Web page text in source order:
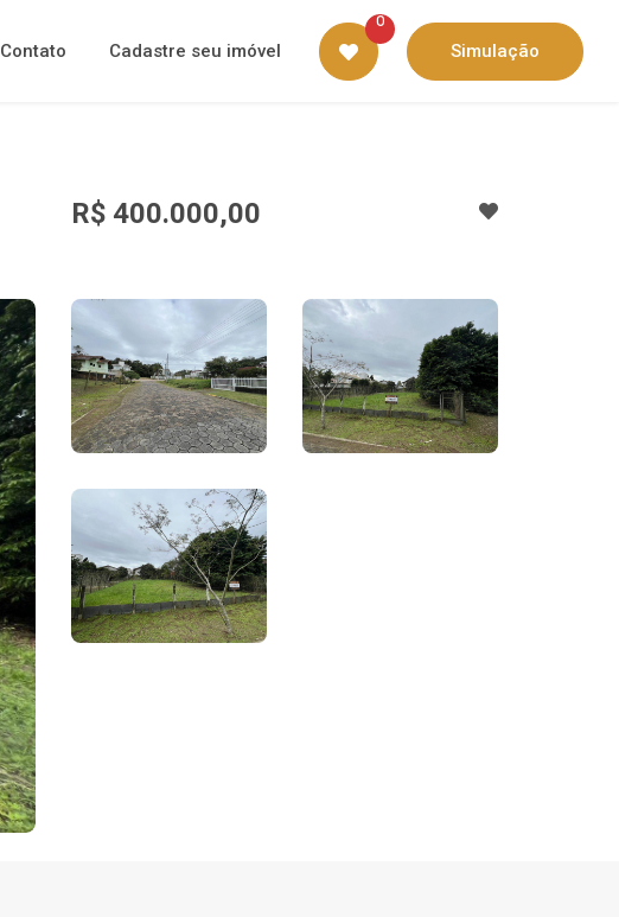
Contato Cadastre seu imóvel
0
Simulação
R$ 400.000,00